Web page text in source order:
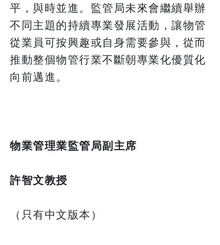
平，與時並進。監管局未來會繼續舉辦
不同主題的持續專業發展活動，讓物管
從業員可按興趣或自身需要參與，從而
推動整個物管行業不斷朝專業化優質化
向前邁進。
物業管理業監管局副主席
許智文教授
（只有中文版本）